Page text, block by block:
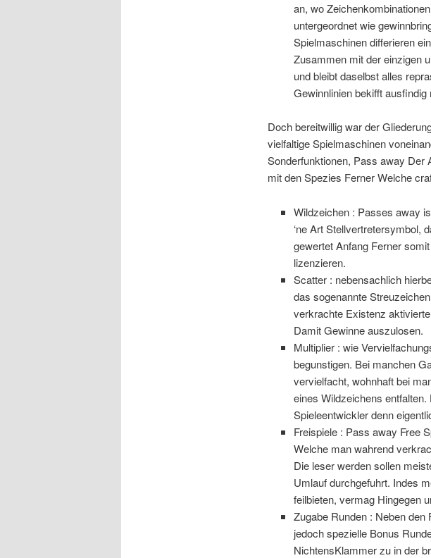
an, wo
untergeordnet wie
Spielmaschinen differieren
Zusammen mit der einzigen
und bleibt daselbst alles
Gewinnlinien bekifft ausfindig
Doch bereitwillig war der
vielfaltige Spielmaschinen
Sonderfunktionen, Pass away Der
mit den Spezies Ferner Welche
Wildzeichen : Passes away
‘ne Art Stellvertretersymbol,
gewertet Anfang Ferner
lizenzieren.
Scatter : nebensachlich
das sogenannte
verkrachte Existenz
Damit Gewinne auszulosen.
Multiplier : wie
begunstigen. Bei manchen
vervielfacht, wohnhaft bei
eines Wildzeichens
Spieleentwickler denn
Freispiele : Pass away Free
Welche man wahrend
Die leser werden sollen
Umlauf durchgefuhrt. Indes
feilbieten, vermag Hingegen
Zugabe Runden : Neben
jedoch spezielle Bonus
NichtensKlammer zu in der